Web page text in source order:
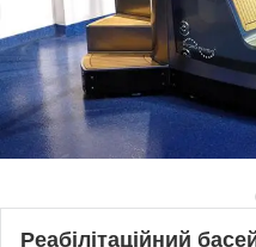
Реабілітаційний